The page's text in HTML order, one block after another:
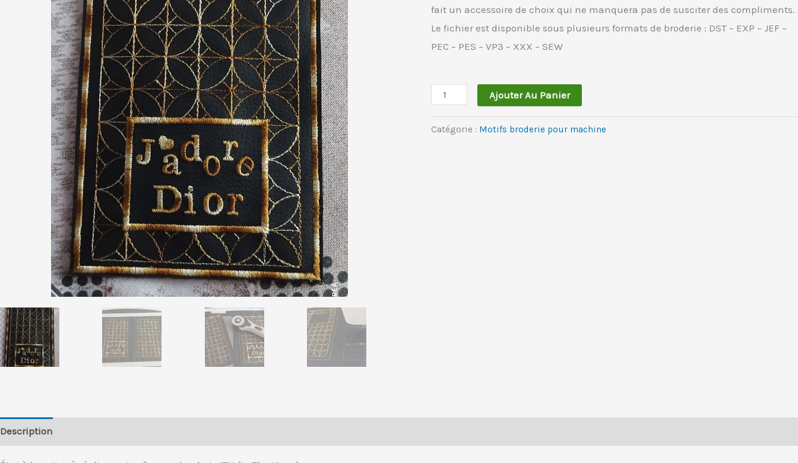
fait un accessoire de choix qui ne manquera pas de susciter des compliments.
Le fichier est disponible sous plusieurs formats de broderie : DST – EXP – JEF –
PEC – PES – VP3 – XXX – SEW
ITH
-
Fichier
Ajouter Au Panier
Catégorie : Motifs broderie pour machine
Description